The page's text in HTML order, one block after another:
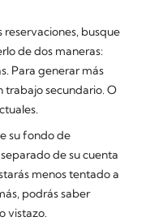
reservaciones, busque
de dos maneras:
Para generar más
trabajo secundario. O
su fondo de
de su cuenta
menos tentado a
podrás saber
vistazo.